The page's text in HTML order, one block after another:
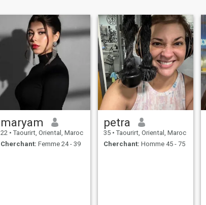
maryam
22 • Taourirt, Oriental, Maroc
Cherchant: Femme 24 - 39
petra
35 • Taourirt, Oriental, Maroc
Cherchant: Homme 45 - 75